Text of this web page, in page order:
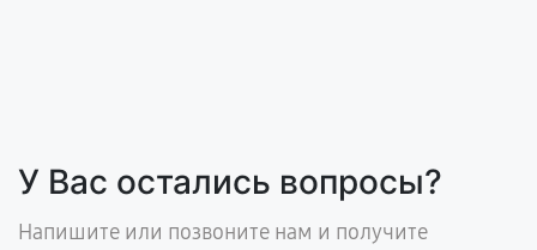
У Вас остались вопросы?
Напишите или позвоните нам и получите